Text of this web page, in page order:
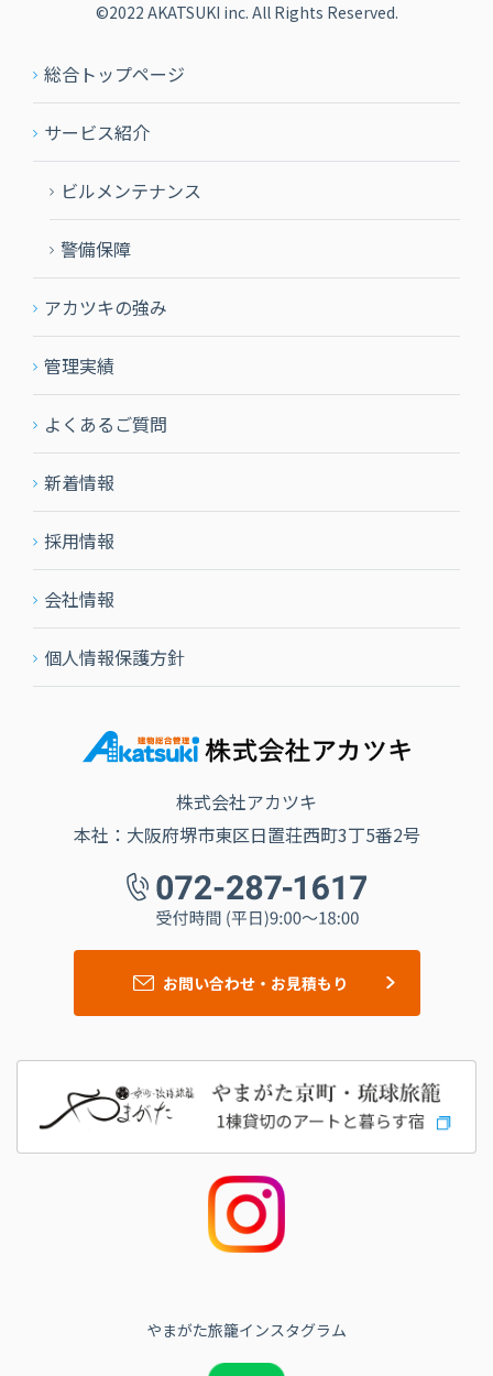
株式会社アカツキ
本社：大阪府堺市東区日置荘西町3丁5番2号
お問い合わせ・お見積もり
やまがた旅籠インスタグラム
総合トップページ
サービス紹介
ビルメンテナンス
警備保障
アカツキの強み
管理実績
よくあるご質問
新着情報
採用情報
会社情報
個人情報保護方針
©2022 AKATSUKI inc. All Rights Reserved.